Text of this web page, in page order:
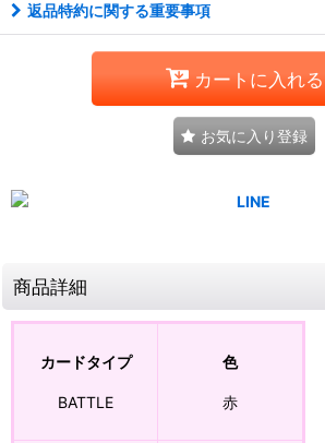
返品特約に関する重要事項
カートに入れる
お気に入り登録
商品詳細
カードタイプ
BATTLE
色
赤